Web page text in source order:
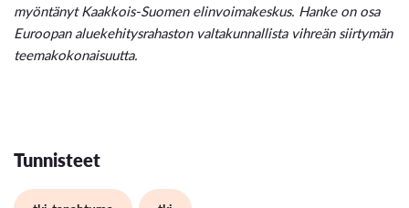
myöntänyt Kaakkois-Suomen elinvoimakeskus. Hanke on osa
Euroopan aluekehitysrahaston valtakunnallista vihreän siirtymän
teemakokonaisuutta.
Tunnisteet